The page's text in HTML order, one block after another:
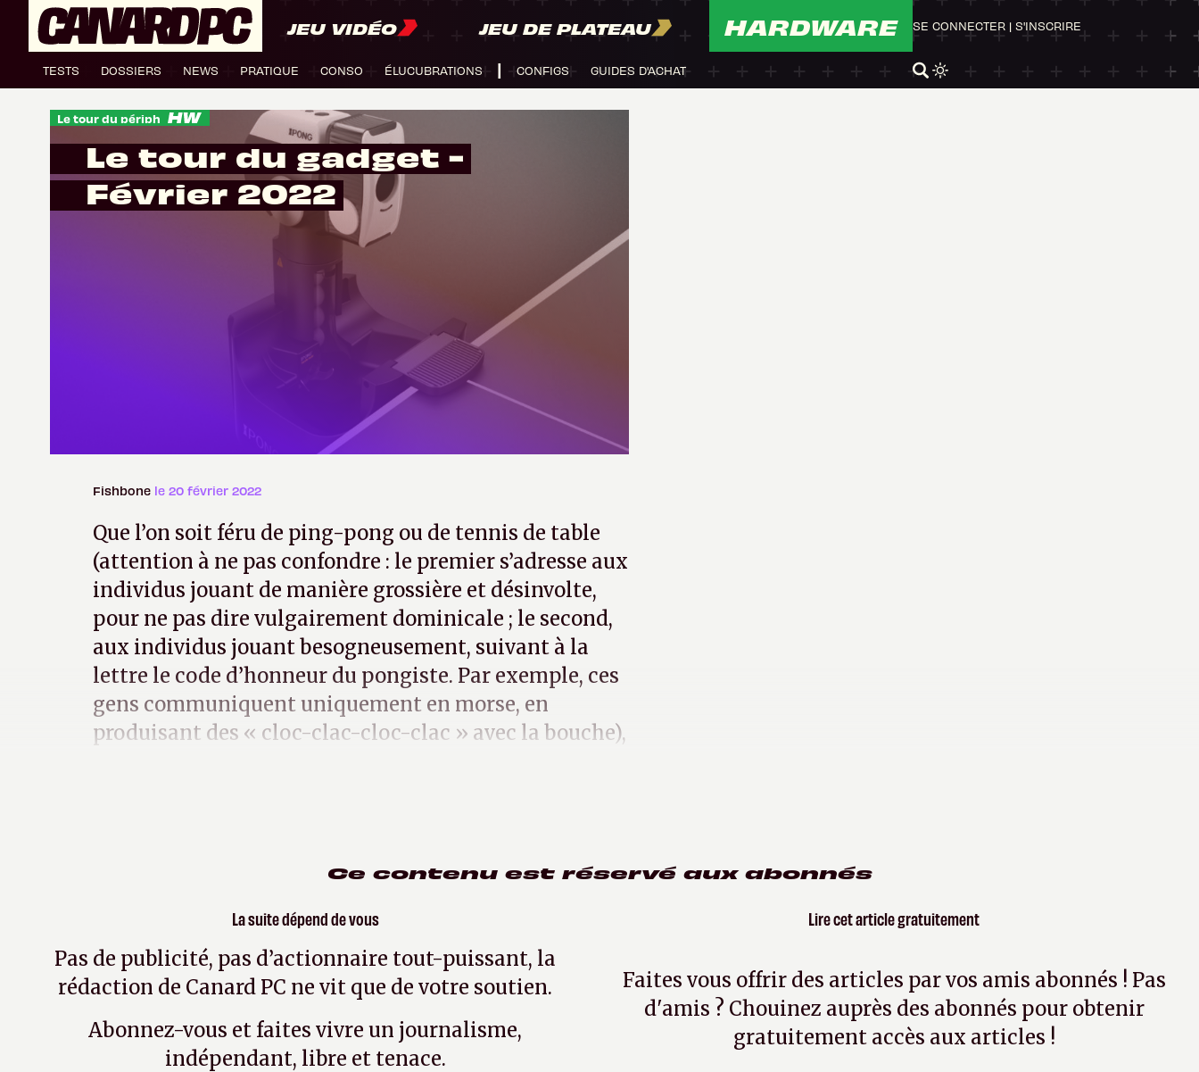
JEU VIDÉO JEU DE PLATEAU HARDWARE
TESTS DOSSIERS NEWS PRATIQUE CONSO ÉLUCUBRATIONS CONFIGS GUIDES D'ACHAT
SE CONNECTER | S'INSCRIRE
Le tour du périph
Le tour du gadget -
Février 2022
Fishbone le 20 février 2022
Que l’on soit féru de ping-pong ou de tennis de table
(attention à ne pas confondre : le premier s’adresse aux
individus jouant de manière grossière et désinvolte,
pour ne pas dire vulgairement dominicale ; le second,
aux individus jouant besogneusement, suivant à la
lettre le code d’honneur du pongiste. Par exemple, ces
gens communiquent uniquement en morse, en
produisant des « cloc-clac-cloc-clac » avec la bouche),
Ce contenu est réservé aux abonnés
La suite dépend de vous
Pas de publicité, pas d’actionnaire tout-puissant, la
rédaction de Canard PC ne vit que de votre soutien.
Abonnez-vous et faites vivre un journalisme,
indépendant, libre et tenace.
Lire cet article gratuitement
Faites vous offrir des articles par vos amis abonnés ! Pas
d'amis ? Chouinez auprès des abonnés pour obtenir
gratuitement accès aux articles !